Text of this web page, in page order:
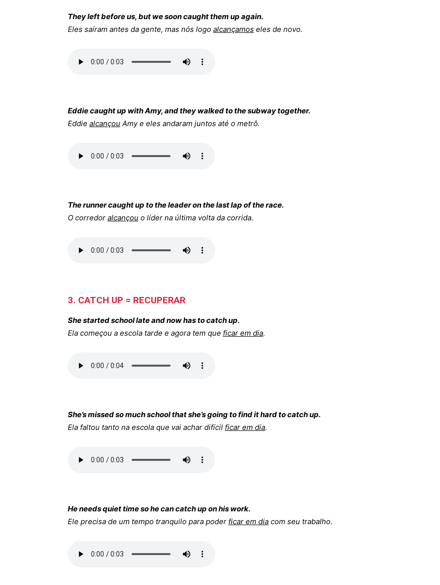
They left before us, but we soon caught them up again.
Eles saíram antes da gente, mas nós logo alcançamos eles de novo.
Eddie caught up with Amy, and they walked to the subway together.
Eddie alcançou Amy e eles andaram juntos até o metrô.
The runner caught up to the leader on the last lap of the race.
O corredor alcançou o líder na última volta da corrida.
3. CATCH UP = RECUPERAR
She started school late and now has to catch up.
Ela começou a escola tarde e agora tem que ficar em dia.
She’s missed so much school that she’s going to find it hard to catch up.
Ela faltou tanto na escola que vai achar difícil ficar em dia.
He needs quiet time so he can catch up on his work.
Ele precisa de um tempo tranquilo para poder ficar em dia com seu trabalho.